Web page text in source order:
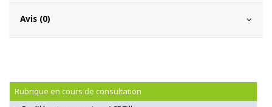
Avis (0)
Rubrique en cours de consultation